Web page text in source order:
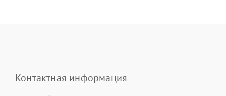
Контактная информация